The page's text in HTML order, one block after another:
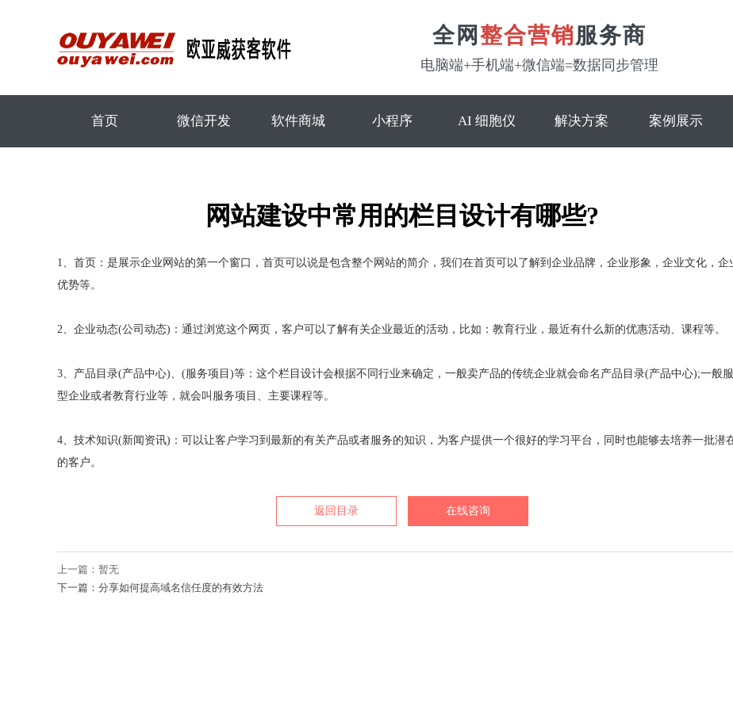
全网 整合营销服务商
电脑端+手机端+微信端=数据同步管理
首页 微信开发 软件商城 小程序 AI 细胞仪 解决方案 案例展示
网站建设中常用的栏目设计有哪些?
1、首页：是展示企业网站的第一个窗口，首页可以说是包含整个网站的简介，我们在首页可以了解到企业品牌，企业形象，企业文化，企
优势等。
2、企业动态(公司动态)：通过浏览这个网页，客户可以了解有关企业最近的活动，比如：教育行业，最近有什么新的优惠活动、课程等。
3、产品目录(产品中心)、(服务项目)等：这个栏目设计会根据不同行业来确定，一般卖产品的传统企业就会命名产品目录(产品中心);一般
型企业或者教育行业等，就会叫服务项目、主要课程等。
4、技术知识(新闻资讯)：可以让客户学习到最新的有关产品或者服务的知识，为客户提供一个很好的学习平台，同时也能够去培养一批潜
的客户。
返回目录 在线咨询
上一篇：暂无
下一篇：分享如何提高域名信任度的有效方法